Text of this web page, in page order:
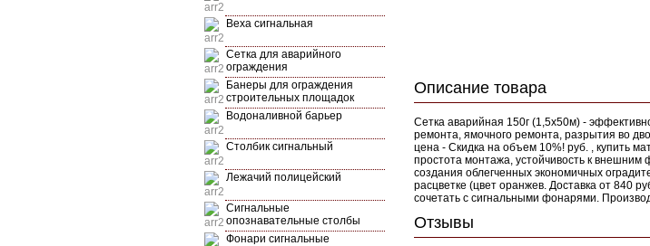
Веха сигнальная
Сетка для аварийного
ограждения
Банеры для ограждения
строительных площадок
Водоналивной барьер
Столбик сигнальный
Лежачий полицейский
Сигнальные
опознавательные столбы
Фонари сигнальные
Описание товара
Сетка аварийная 150г (1,5х50м) -
ремонта, ямочного ремонта, разрытия во
цена - Скидка на объем 10%! руб. , купить
простота монтажа, устойчивость к внешним
создания облегченных экономичных
расцветке (цвет оранжев. Доставка от 840
сочетать с сигнальными фонарями.
Отзывы